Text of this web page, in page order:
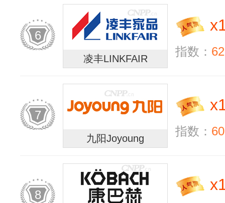
6
凌丰LINKFAIR
x
指数：
7
九阳Joyoung
x
指数：
8
x